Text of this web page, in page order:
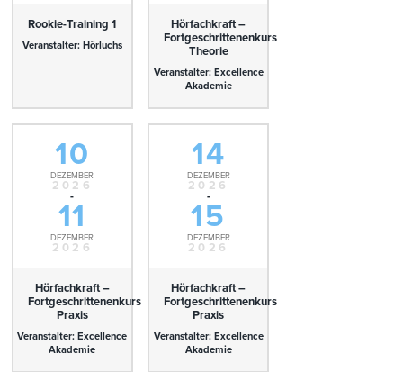
Rookie-Training 1
Veranstalter: Hörluchs
Hörfachkraft –
Fortgeschrittenenkurs
Theorie
Veranstalter: Excellence
Akademie
10
DEZEMBER
2026
-
11
DEZEMBER
2026
Hörfachkraft –
Fortgeschrittenenkurs
Praxis
Veranstalter: Excellence
Akademie
14
DEZEMBER
2026
-
15
DEZEMBER
2026
Hörfachkraft –
Fortgeschrittenenkurs
Praxis
Veranstalter: Excellence
Akademie